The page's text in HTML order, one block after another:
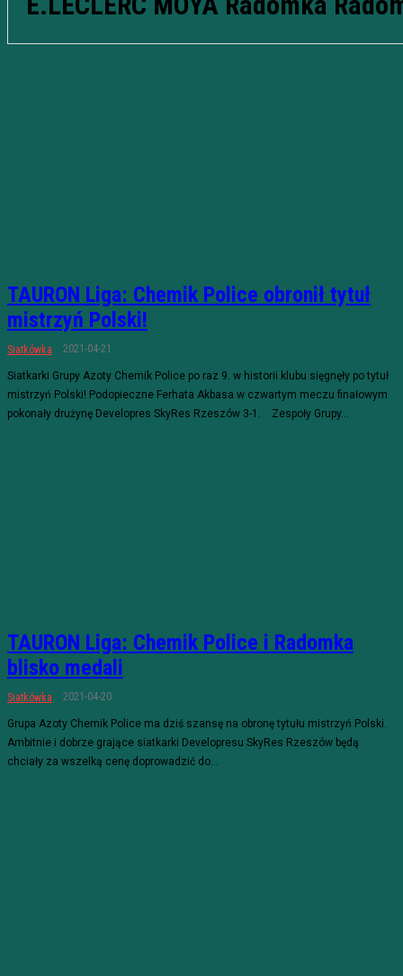
TAURON Liga: Chemik Police obronił tytuł
mistrzyń Polski!
Siatkówka 2021-04-21
Siatkarki Grupy Azoty Chemik Police po raz 9. w historii klubu sięgnęły po tytuł
mistrzyń Polski! Podopieczne Ferhata Akbasa w czwartym meczu finałowym
pokonały drużynę Developres SkyRes Rzeszów 3-1. Zespoły Grupy...
TAURON Liga: Chemik Police i Radomka
blisko medali
Siatkówka 2021-04-20
Grupa Azoty Chemik Police ma dziś szansę na obronę tytułu mistrzyń Polski.
Ambitnie i dobrze grające siatkarki Developresu SkyRes Rzeszów będą
chciały za wszelką cenę doprowadzić do...